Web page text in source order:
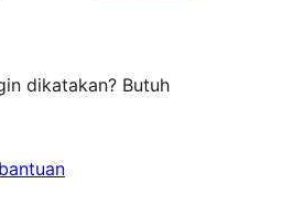
dikatakan? Butuh